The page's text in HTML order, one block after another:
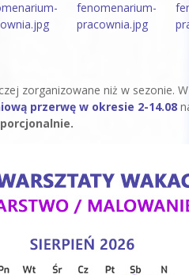
zorganizowane niż w sezonie.
przerwę w okresie 2-14.08